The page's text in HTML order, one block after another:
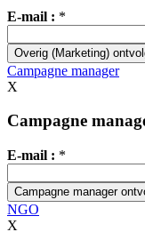
E-mail : *
Overig (Marketing)
Campagne manager
X
Campagne
E-mail : *
Campagne manager
NGO
X